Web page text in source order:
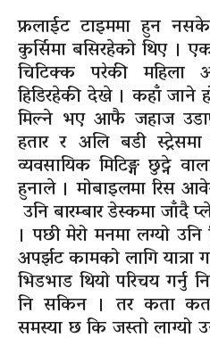
फ्रलाईट टाइममा हुन
कुर्सिमा बसिरहेको थिए ।
चिटिक्क परेकी महिला
हिडिरहेकी देखे । कहाँ जाने
मिल्ने भए आफै जहाज
हतार र अलि बडी
व्यवसायिक मिटिङ्ग छुट्ने
हुनाले । मोबाइलमा रिस
उनि बारम्बार डेस्कमा जाँदै
। पछी मेरो मनमा लग्यो
अपर्झट कामको लागि यात्रा
भिडभाड थियो परिचय गर्नु
नि सकिन । तर कता
समस्या छ कि जस्तो लाग्यो